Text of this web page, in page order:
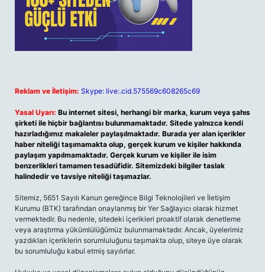
Reklam ve İletişim: Skype: live:.cid.575569c608265c69
Yasal Uyarı: Bu internet sitesi, herhangi bir marka, kurum veya şahıs
şirketi ile hiçbir bağlantısı bulunmamaktadır. Sitede yalnızca kendi
hazırladığımız makaleler paylaşılmaktadır. Burada yer alan içerikler
haber niteliği taşımamakta olup, gerçek kurum ve kişiler hakkında
paylaşım yapılmamaktadır. Gerçek kurum ve kişiler ile isim
benzerlikleri tamamen tesadüfidir. Sitemizdeki bilgiler taslak
halindedir ve tavsiye niteliği taşımazlar.
Sitemiz, 5651 Sayılı Kanun gereğince Bilgi Teknolojileri ve İletişim
Kurumu (BTK) tarafından onaylanmış bir Yer Sağlayıcı olarak hizmet
vermektedir. Bu nedenle, sitedeki içerikleri proaktif olarak denetleme
veya araştırma yükümlülüğümüz bulunmamaktadır. Ancak, üyelerimiz
yazdıkları içeriklerin sorumluluğunu taşımakta olup, siteye üye olarak
bu sorumluluğu kabul etmiş sayılırlar.